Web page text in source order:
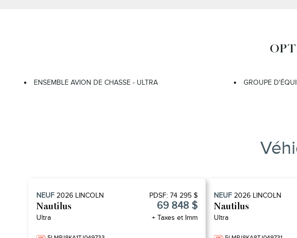
ENSEMBLE AVION DE CHASSE - ULTRA GROUPE
NEUF 2026 LINCOLN
Nautilus
Ultra
PDSF: 74 295 $
69 848 $
+ Taxes et Imm
NEUF 2026 LINCOLN
Nautilus
Ultra